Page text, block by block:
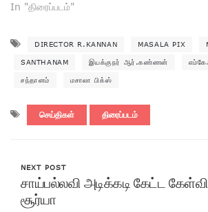
In "திரைப்படம்"
DIRECTOR R.KANNAN MASALA PIX
SANTHANAM இயக்குநர் ஆர்.கண்ணன்
சந்தானம் மசாலா பிக்ஸ்
செய்திகள் திரைப்படம்
NEXT POST
சாய்பல்லவி அடிக்கடி கேட்ட
சூர்யா